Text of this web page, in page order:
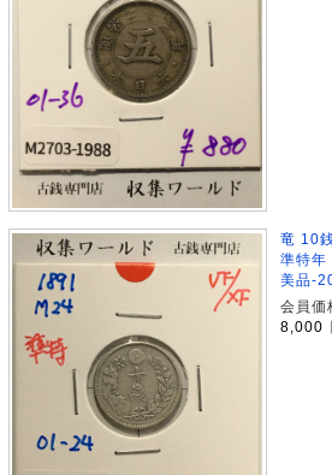
竜 10
準特年
美品-
会員価
8,000